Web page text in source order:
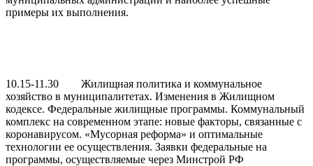
примеры их выполнения.
10.15-11.30 Жилищная политика и коммунальное
хозяйство в муниципалитетах. Изменения в Жилищном
кодексе. Федеральные жилищные программы. Коммунальный
комплекс на современном этапе: новые факторы, связанные с
коронавирусом. «Мусорная реформа» и оптимальные
технологии ее осуществления. Заявки федеральные на
программы, осуществляемые через Минстрой РФ